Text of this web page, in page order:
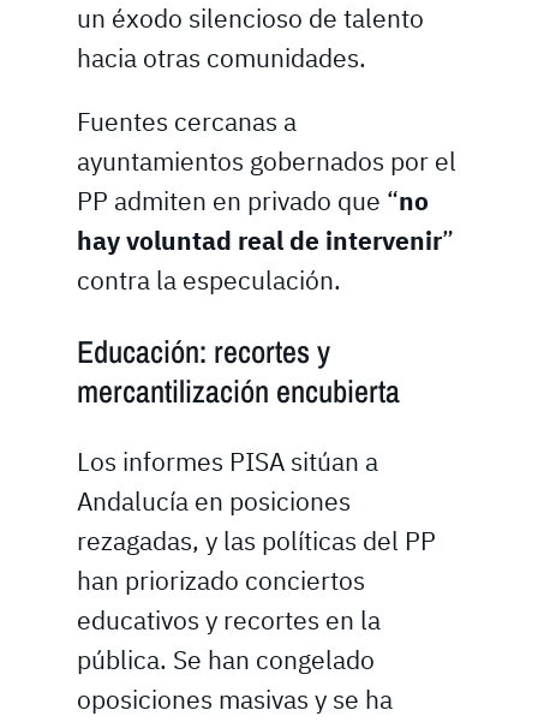
un éxodo silencioso de talento
hacia otras comunidades.
Fuentes cercanas a
ayuntamientos gobernados por el
PP admiten en privado que “no
hay voluntad real de intervenir”
contra la especulación.
Educación: recortes y
mercantilización encubierta
Los informes PISA sitúan a
Andalucía en posiciones
rezagadas, y las políticas del PP
han priorizado conciertos
educativos y recortes en la
pública. Se han congelado
oposiciones masivas y se ha